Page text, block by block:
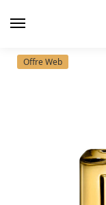
principal
Offre Web